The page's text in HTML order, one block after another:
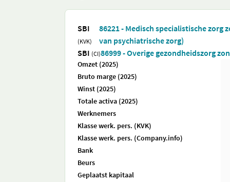
SBI
(KVK)
86221 - Medisch specialistische
van psychiatrische zorg)
SBI (CI)86999 - Overige gezondheidszorg
Omzet (2025)
Bruto marge (2025)
Winst (2025)
Totale activa (2025)
Werknemers
Klasse werk. pers. (KVK)
Klasse werk. pers. (Company.info)
Bank
Beurs
Geplaatst kapitaal